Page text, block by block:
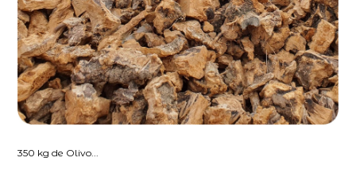
350 kg de Olivo...